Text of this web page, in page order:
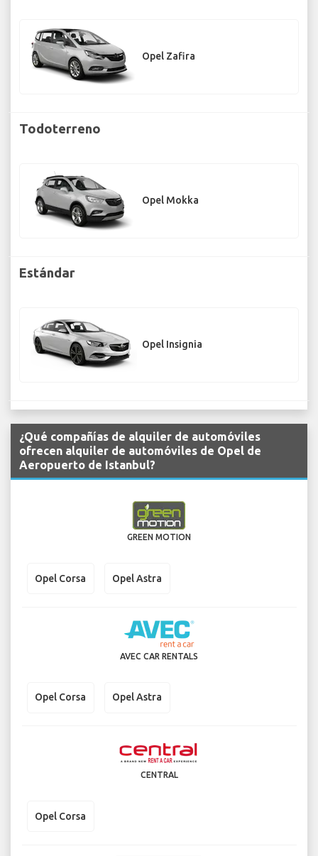
Opel Zafira
Todoterreno
Opel Mokka
Estándar
Opel Insignia
¿Qué compañías de alquiler de automóviles
ofrecen alquiler de automóviles de Opel de
Aeropuerto de Istanbul?
GREEN MOTION
Opel Corsa Opel Astra
AVEC CAR RENTALS
Opel Corsa Opel Astra
CENTRAL
Opel Corsa